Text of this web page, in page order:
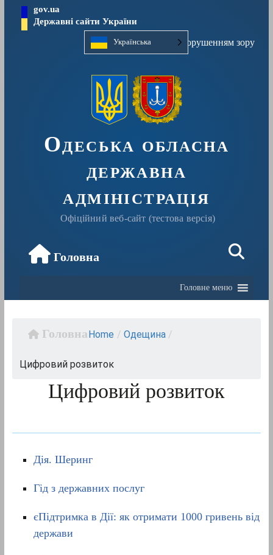
вмісту
gov.ua
Державні сайти України
УкраїнськаЛюдям із порушенням зору
Одеська обласна
державна
адміністрація
Офіційний веб-сайт (тестова версія)
Головне меню
Home / Одещина /
Цифровий розвиток
Цифровий розвиток
Дія. Шеринг
Гід з державних послуг
єПідтримка в Дії: як отримати 1000 гривень від
держави